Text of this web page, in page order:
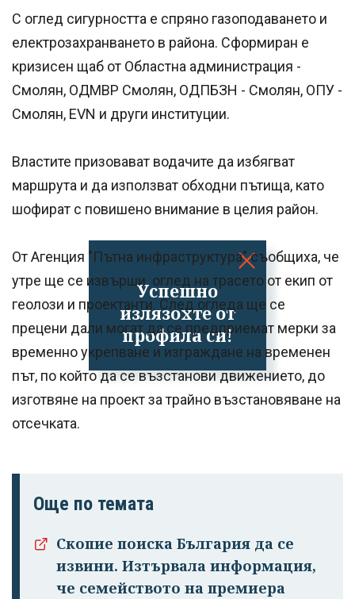
Успешно
излязохте от
профила си!
С оглед сигурността е спряно газоподаването и
електрозахранването в района. Сформиран е
кризисен щаб от Областна администрация -
Смолян, ОДМВР Смолян, ОДПБЗН - Смолян, ОПУ -
Смолян, ЕVN и други институции.
Властите призовават водачите да избягват
маршрута и да използват обходни пътища, като
шофират с повишено внимание в целия район.
От Агенция "Пътна инфраструктура" съобщиха, че
утре ще се извърши оглед на трасето от екип от
геолози и проектанти. След огледа ще се
прецени дали могат да се предприемат мерки за
временно укрепване и изграждане на временен
път, по който да се възстанови движението, до
изготвяне на проект за трайно възстановяване на
отсечката.
Още по темата
Скопие поиска България да се
извини. Изтървала информация,
че семейството на премиера